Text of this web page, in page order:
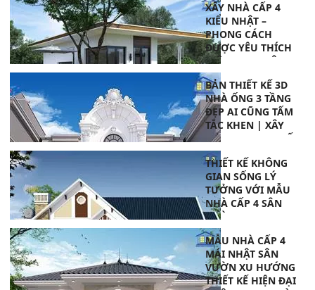
XÂY NHÀ CẤP 4
KIỂU NHẬT –
PHONG CÁCH
ĐƯỢC YÊU THÍCH
HIỆN NAY | XÂY
DỰNG PHAN THIẾT
BẢN THIẾT KẾ 3D
NHÀ ỐNG 3 TẦNG
ĐẸP AI CŨNG TẤM
TẮC KHEN | XÂY
DỰNG PHAN THIẾT
THIẾT KẾ KHÔNG
GIAN SỐNG LÝ
TƯỞNG VỚI MẪU
NHÀ CẤP 4 SÂN
VƯỜN MINI
PHONG CÁCH MỸ
| THIẾT KẾ NHÀ
PHAN THIẾT
MẪU NHÀ CẤP 4
MÁI NHẬT SÂN
VƯỜN XU HƯỚNG
THIẾT KẾ HIỆN ĐẠI